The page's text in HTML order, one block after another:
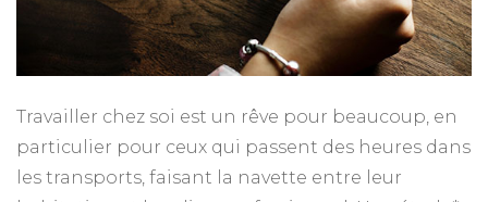
Travailler chez soi est un rêve pour beaucoup, en
particulier pour ceux qui passent des heures dans
les transports, faisant la navette entre leur